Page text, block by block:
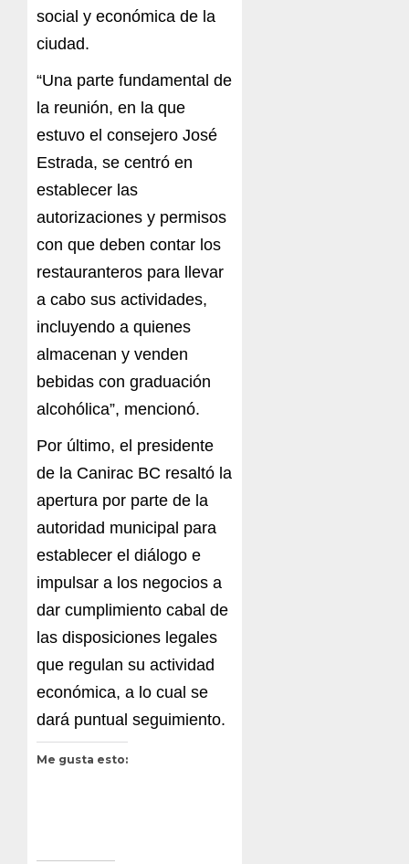
social y económica de la
ciudad.
“Una parte fundamental de
la reunión, en la que
estuvo el consejero José
Estrada, se centró en
establecer las
autorizaciones y permisos
con que deben contar los
restauranteros para llevar
a cabo sus actividades,
incluyendo a quienes
almacenan y venden
bebidas con graduación
alcohólica”, mencionó.
Por último, el presidente
de la Canirac BC resaltó la
apertura por parte de la
autoridad municipal para
establecer el diálogo e
impulsar a los negocios a
dar cumplimiento cabal de
las disposiciones legales
que regulan su actividad
económica, a lo cual se
dará puntual seguimiento.
Me gusta esto: